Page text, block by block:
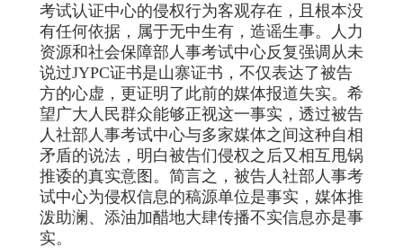
考试认证中心的侵权行为客观存在，且根本没
有任何依据，属于无中生有，造谣生事。人力
资源和社会保障部人事考试中心反复强调从未
说过JYPC证书是山寨证书，不仅表达了被告
方的心虚，更证明了此前的媒体报道失实。希
望广大人民群众能够正视这一事实，透过被告
人社部人事考试中心与多家媒体之间这种自相
矛盾的说法，明白被告们侵权之后又相互甩锅
推诿的真实意图。简言之，被告人社部人事考
试中心为侵权信息的稿源单位是事实，媒体推
泼助澜、添油加醋地大肆传播不实信息亦是事
实。